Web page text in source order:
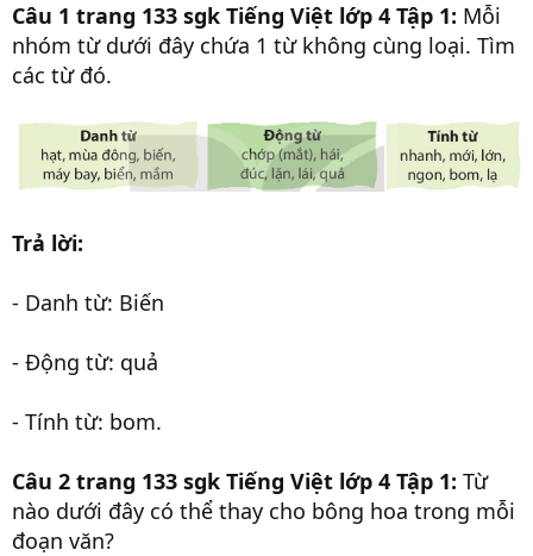
Câu 1 trang 133 sgk Tiếng Việt lớp 4 Tập 1: Mỗi
nhóm từ dưới đây chứa 1 từ không cùng loại. Tìm
các từ đó.
Trả lời:
- Danh từ: Biến
- Động từ: quả
- Tính từ: bom.
Câu 2 trang 133 sgk Tiếng Việt lớp 4 Tập 1: Từ
nào dưới đây có thể thay cho bông hoa trong mỗi
đoạn văn?